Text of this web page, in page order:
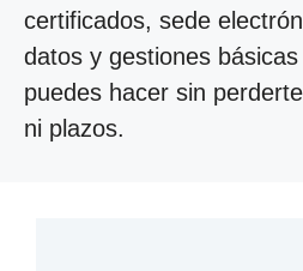
certificados, sede
datos y gestiones
puedes hacer sin
ni plazos.